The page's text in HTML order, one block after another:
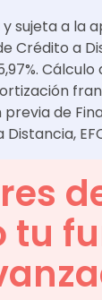
sujeta a la
Crédito a
de
tu